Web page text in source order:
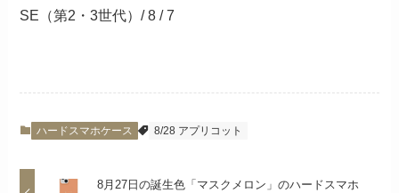
SE（第2・3世代）/ 8 / 7
ハードスマホケース 8/28 アプリコット
8月27日の誕生色「マスクメロン」のハードスマホ